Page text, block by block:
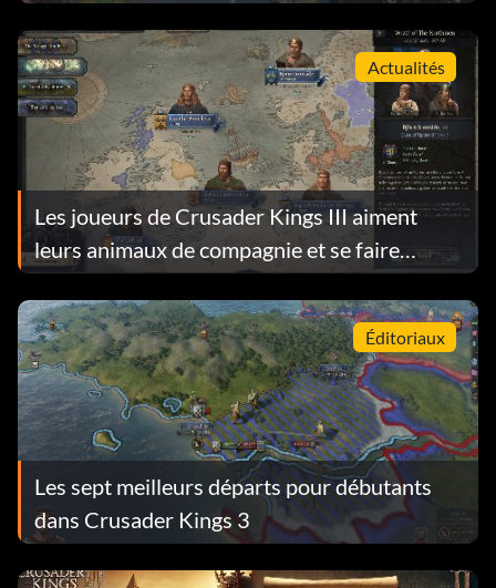
Actualités
Les joueurs de Crusader Kings III aiment
leurs animaux de compagnie et se faire
couper les cheveux.
Éditoriaux
Les sept meilleurs départs pour débutants
dans Crusader Kings 3